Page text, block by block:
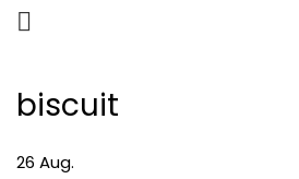
biscuit
26 Aug.